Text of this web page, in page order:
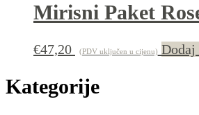
Mirisni Paket
€47,20 (PDV uključen u cijenu) Dodaj
Kategorije